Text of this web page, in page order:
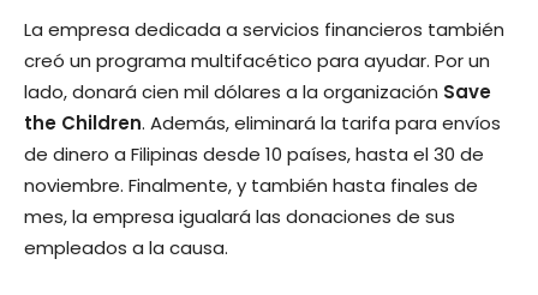
La empresa dedicada a servicios financieros también
creó un programa multifacético para ayudar. Por un
lado, donará cien mil dólares a la organización Save
the Children. Además, eliminará la tarifa para envíos
de dinero a Filipinas desde 10 países, hasta el 30 de
noviembre. Finalmente, y también hasta finales de
mes, la empresa igualará las donaciones de sus
empleados a la causa.